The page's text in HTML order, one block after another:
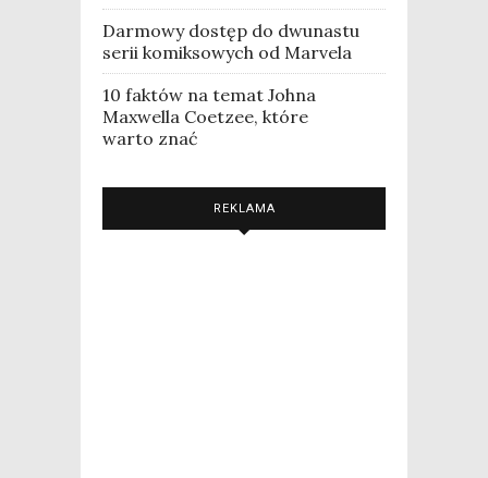
Darmowy dostęp do dwunastu
serii komiksowych od Marvela
10 faktów na temat Johna
Maxwella Coetzee, które
warto znać
REKLAMA